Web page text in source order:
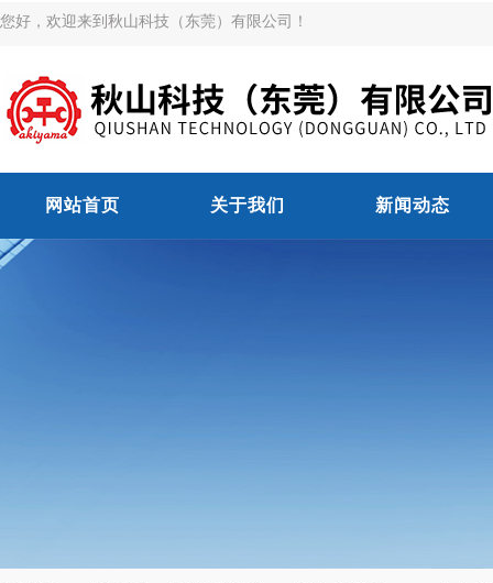
您好，欢迎来到秋山科技（东莞）有限公司！
网站首页 关于我们 新闻动态